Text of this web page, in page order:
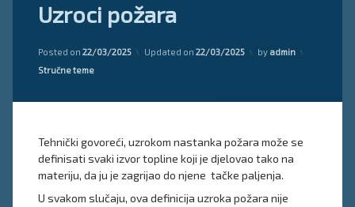
Uzroci požara
Posted on 22/03/2025 Updated on 22/03/2025 by admin
Kategorije:
Stručne teme
Tehnički govoreći, uzrokom nastanka požara može se
definisati svaki izvor topline koji je djelovao tako na
materiju, da ju je zagrijao do njene tačke paljenja.
U svakom slučaju, ova definicija uzroka požara nije